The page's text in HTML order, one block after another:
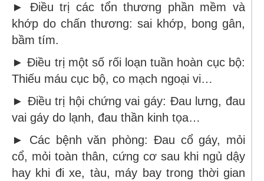
► Điều trị các tổn thương phần mềm và
khớp do chấn thương: sai khớp, bong gân,
bầm tím.
► Điều trị một số rối loạn tuần hoàn cục bộ:
Thiếu máu cục bộ, co mạch ngoại vi…
► Điều trị hội chứng vai gáy: Đau lưng, đau
vai gáy do lạnh, đau thần kinh tọa…
► Các bệnh văn phòng: Đau cổ gáy, mỏi
cổ, mỏi toàn thân, cứng cơ sau khi ngủ dậy
hay khi đi xe, tàu, máy bay trong thời gian